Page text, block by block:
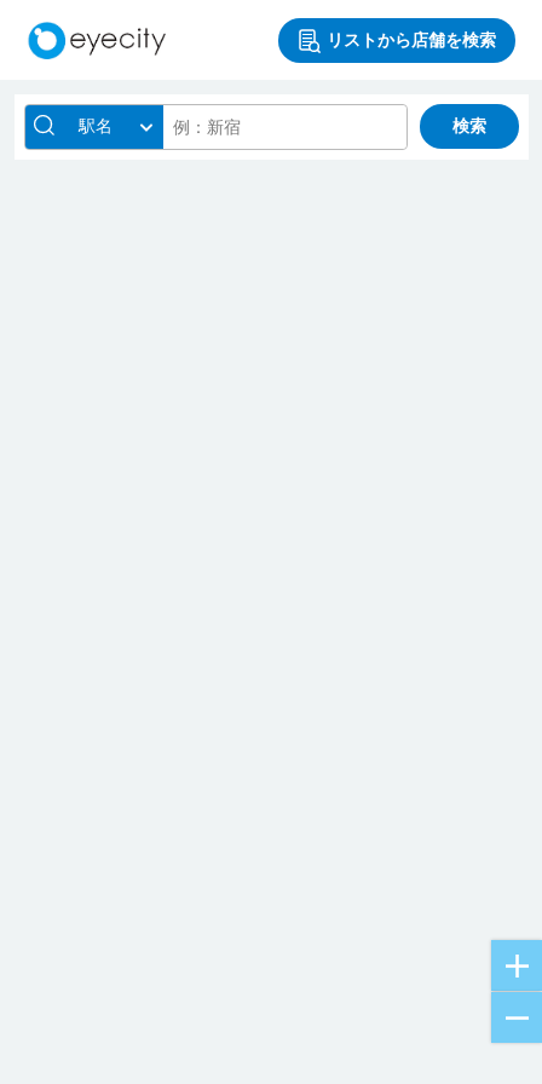
リストから店舗を検索
駅名 検索